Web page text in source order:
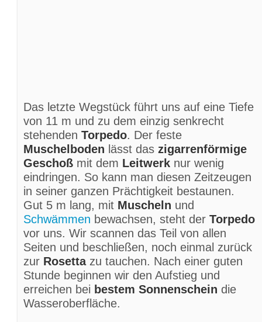
Das letzte Wegstück führt uns auf eine Tiefe
von 11 m und zu dem einzig senkrecht
stehenden Torpedo. Der feste
Muschelboden lässt das zigarrenförmige
Geschoß mit dem Leitwerk nur wenig
eindringen. So kann man diesen Zeitzeugen
in seiner ganzen Prächtigkeit bestaunen.
Gut 5 m lang, mit Muscheln und
Schwämmen bewachsen, steht der Torpedo
vor uns. Wir scannen das Teil von allen
Seiten und beschließen, noch einmal zurück
zur Rosettazu tauchen. Nach einer guten
Stunde beginnen wir den Aufstieg und
erreichen bei bestem Sonnenschein die
Wasseroberfläche.